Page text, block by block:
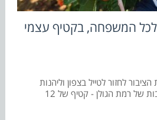
לכל המשפחה, בקטיף עצמי
לחזור לטייל בצפון וליהנות
של רמת הגולן - קטיף של 12